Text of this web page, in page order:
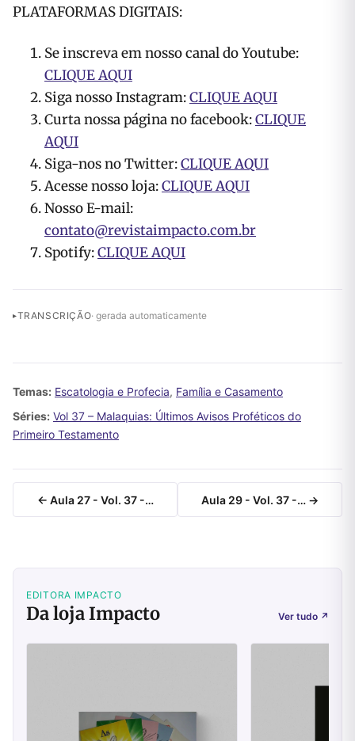
PLATAFORMAS DIGITAIS:
Se inscreva em nosso canal do Youtube:
CLIQUE AQUI
Siga nosso Instagram:CLIQUE AQUI
Curta nossa página no facebook:CLIQUE
AQUI
Siga-nos no Twitter:CLIQUE AQUI
Acesse nosso loja:CLIQUE AQUI
Nosso E-mail:
contato@revistaimpacto.com.br
Spotify:CLIQUE AQUI
TRANSCRIÇÃO· gerada automaticamente
Temas: Escatologia e Profecia, Família e Casamento
Séries: Vol 37 – Malaquias: Últimos Avisos Proféticos do
Primeiro Testamento
← Aula 27 - Vol. 37 -… Aula 29 - Vol. 37 -… →
EDITORA IMPACTO
Da loja Impacto Ver tudo ↗